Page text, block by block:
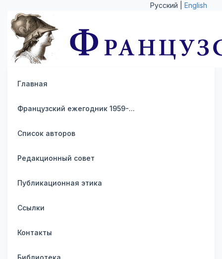
Русский | English
Главная
Французский ежегодник 1959-...
Список авторов
Редакционный совет
Публикационная этика
Ссылки
Контакты
Библиотека